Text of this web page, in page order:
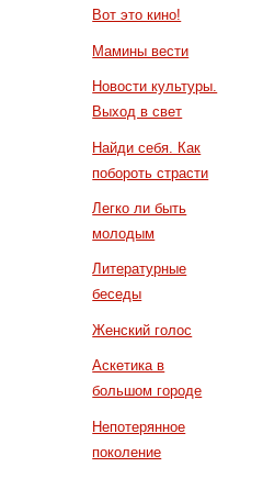
Вот это кино!
Мамины вести
Новости культуры.
Выход в свет
Найди себя. Как
побороть страсти
Легко ли быть
молодым
Литературные
беседы
Женский голос
Аскетика в
большом городе
Непотерянное
поколение